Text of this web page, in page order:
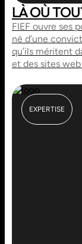
LÀ OÙ
FIEF ouvre ses
né d’une
qu’ils méritent
et des sites
EXPERTISE